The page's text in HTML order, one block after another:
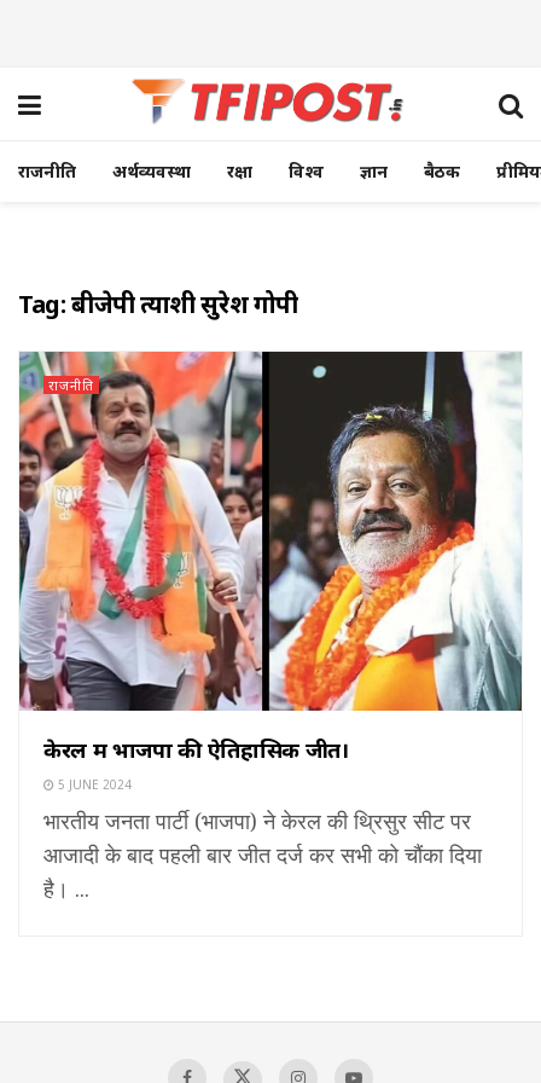
राजनीति अर्थव्यवस्था रक्षा विश्व ज्ञान बैठक
Tag:बीजेपी प्रत्याशी सुरेश गोपी
राजनीति
केरल में भाजपा की ऐतिहासिक जीत।
5 JUNE 2024
भारतीय जनता पार्टी (भाजपा) ने केरल की थ्रिसुर सीट पर
आजादी के बाद पहली बार जीत दर्ज कर सभी को चौंका दिया
है। ...